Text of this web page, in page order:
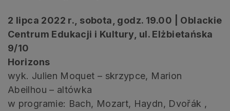
2 lipca 2022 r., sobota, godz. 19.00 | Oblackie
Centrum Edukacji i Kultury, ul. Elżbietańska
9/10
Horizons
wyk. Julien Moquet – skrzypce, Marion
Abeilhou – altówka
w programie: Bach, Mozart, Haydn, Dvořák ,